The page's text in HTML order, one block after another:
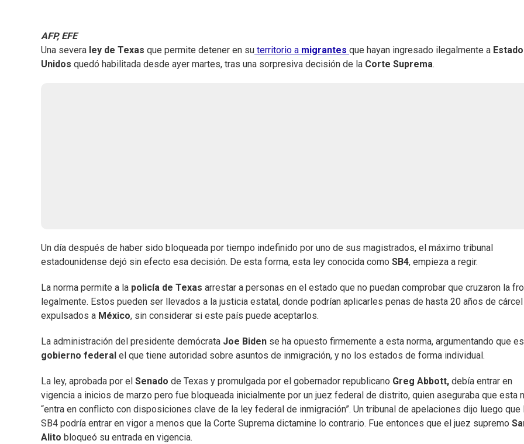
AFP, EFE
Una severa ley de Texas que permite detener en su territorio a migrantes que hayan ingresado ilegalmente a
Unidos quedó habilitada desde ayer martes, tras una sorpresiva decisión de la Corte Suprema.
Un día después de haber sido bloqueada por tiempo indefinido por uno de sus magistrados, el máximo tribunal
estadounidense dejó sin efecto esa decisión. De esta forma, esta ley conocida como SB4, empieza a regir.
La norma permite a la policía de Texas arrestar a personas en el estado que no puedan comprobar que cruzaron la
legalmente. Estos pueden ser llevados a la justicia estatal, donde podrían aplicarles penas de hasta 20 años de
expulsados a México, sin considerar si este país puede aceptarlos.
La administración del presidente demócrata Joe Biden se ha opuesto firmemente a esta norma, argumentando que es
gobierno federal el que tiene autoridad sobre asuntos de inmigración, y no los estados de forma individual.
La ley, aprobada por el Senado de Texas y promulgada por el gobernador republicano Greg Abbott, debía entrar en
vigencia a inicios de marzo pero fue bloqueada inicialmente por un juez federal de distrito, quien aseguraba que esta
“entra en conflicto con disposiciones clave de la ley federal de inmigración”. Un tribunal de apelaciones dijo luego que
SB4 podría entrar en vigor a menos que la Corte Suprema dictamine lo contrario. Fue entonces que el juez supremo
Alito bloqueó su entrada en vigencia.